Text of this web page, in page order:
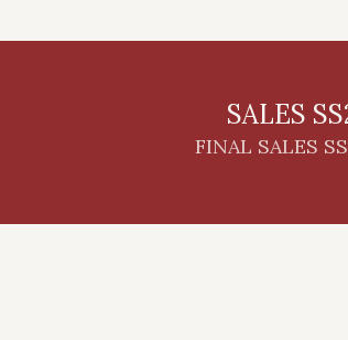
SALES
FINAL SALES